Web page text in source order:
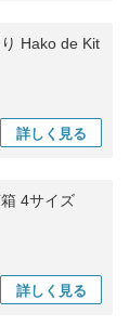
Hako de Kit
詳しく 見る
4サイズ
詳しく 見る